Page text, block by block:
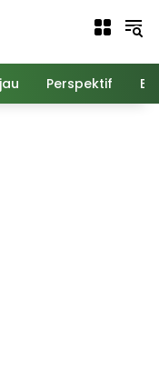
Perspektif